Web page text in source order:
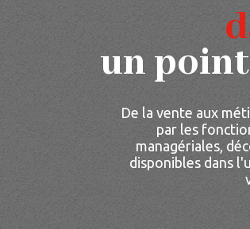
Mousquetaires
un
De la vente aux
par les
managériales,
disponibles dans